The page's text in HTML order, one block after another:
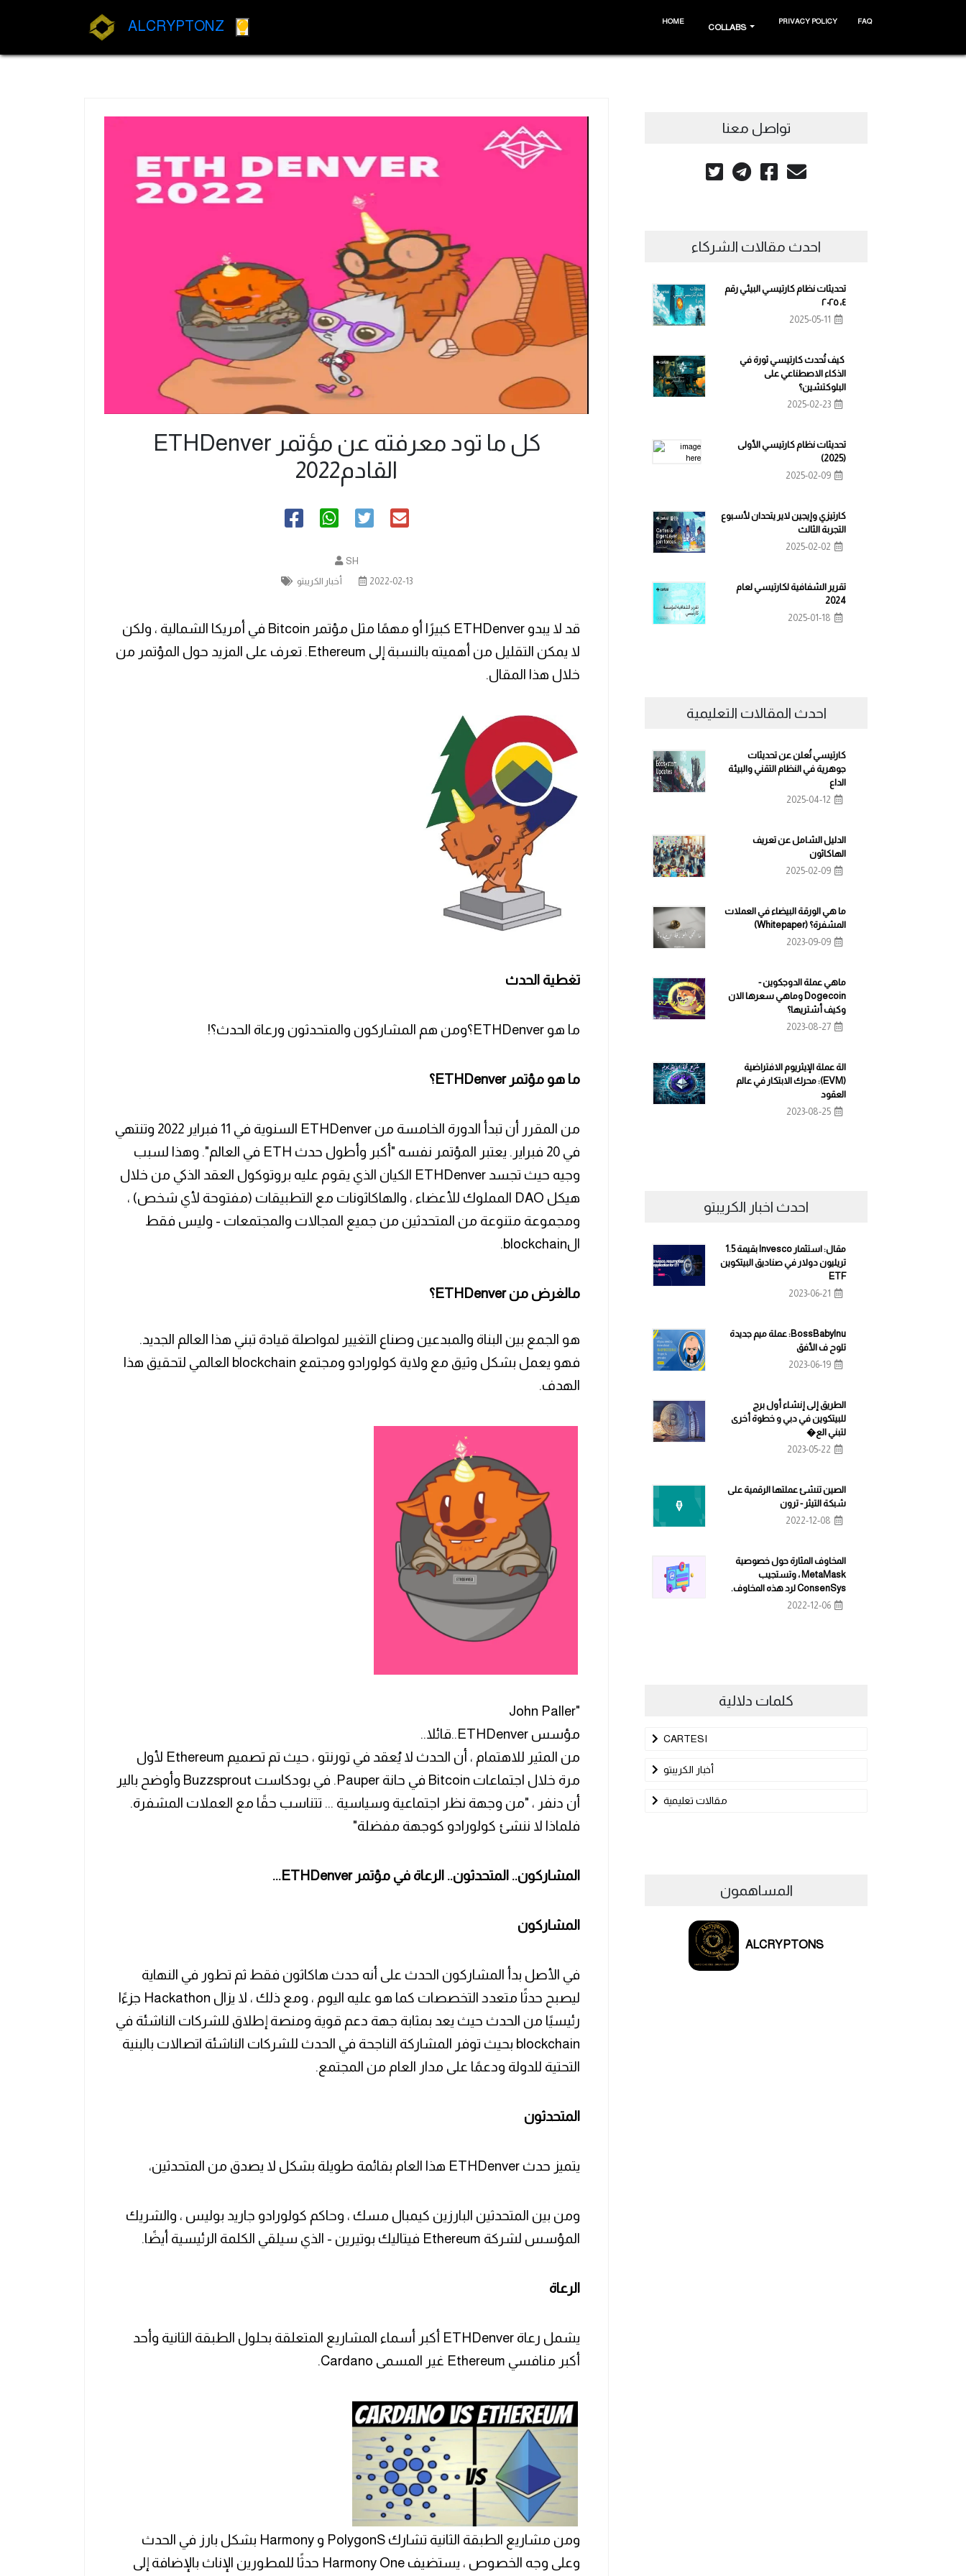
ALCRYPTONZ HOME
COLLABS
PRIVACY POLICY FAQ
كل ما تود معرفته عن مؤتمر ETHDenver
القادم2022
SH
2022-02-13
أخبار الكريبتو
قد لا يبدو ETHDenver كبيرًا أو مهمًا مثل مؤتمر Bitcoin في أمريكا الشمالية ، ولكن
لا يمكن التقليل من أهميته بالنسبة إلى Ethereum. تعرف على المزيد حول المؤتمر من
خلال هذا المقال.
تغطية الحدث
ما هو ETHDenver؟ومن هم المشاركون والمتحدثون ورعاة الحدث؟!
ما هو مؤتمر ETHDenver؟
من المقرر أن تبدأ الدورة الخامسة من ETHDenver السنوية في 11 فبراير 2022 وتنتهي
في 20 فبراير. يعتبر المؤتمر نفسه "أكبر وأطول حدث ETH في العالم". وهذا لسبب
وجيه حيث تجسد ETHDenver الكيان الذي يقوم عليه بروتوكول العقد الذكي من خلال
هيكل DAO المملوك للأعضاء ، والهاكاثونات مع التطبيقات (مفتوحة لأي شخص) ،
ومجموعة متنوعة من المتحدثين من جميع المجالات والمجتمعات - وليس فقط
الblockchain.
مالغرض من ETHDenver؟
هو الجمع بين البناة والمبدعين وصناع التغيير لمواصلة قيادة تبني هذا العالم الجديد.
فهو يعمل بشكل وثيق مع ولاية كولورادو ومجتمع blockchain العالمي لتحقيق هذا
الهدف.
"John Paller
مؤسس ETHDenver..قائلا..
من المثير للاهتمام ، أن الحدث لا يُعقد في تورنتو ، حيث تم تصميم Ethereum لأول
مرة خلال اجتماعات Bitcoin في حانة Pauper. في بودكاست Buzzsprout وأوضح بالير
أن دنفر ، "من وجهة نظر اجتماعية وسياسية ... تتناسب حقًا مع العملات المشفرة.
فلماذا لا ننشئ كولورادو كوجهة مفضلة"
المشاركون.. المتحدثون.. الرعاة في مؤتمر ETHDenver...
المشاركون
في الأصل بدأ المشاركون الحدث على أنه حدث هاكاثون فقط ثم تطور في النهاية
ليصبح حدثًا متعدد التخصصات كما هو عليه اليوم ، ومع ذلك ، لا يزال Hackathon جزءًا
رئيسيًا من الحدث حيث يعد بمثابة جهة دعم قوية ومنصة إطلاق للشركات الناشئة في
blockchain بحيث توفر المشاركة الناجحة في الحدث للشركات الناشئة اتصالات بالبنية
التحتية للدولة ودعمًا على مدار العام من المجتمع.
المتحدثون
يتميز حدث ETHDenver هذا العام بقائمة طويلة بشكل لا يصدق من المتحدثين،
ومن بين المتحدثين البارزين كيمبال مسك ، وحاكم كولورادو جاريد بوليس ، والشريك
المؤسس لشركة Ethereum فيتاليك بوتيرين - الذي سيلقي الكلمة الرئيسية أيضًا.
الرعاة
يشمل رعاة ETHDenver أكبر أسماء المشاريع المتعلقة بحلول الطبقة الثانية وأحد
أكبر منافسي Ethereum غير المسمى Cardano.
ومن مشاريع الطبقة الثانية تشارك PolygonS و Harmony بشكل بارز في الحدث
وعلى وجه الخصوص ، يستضيف Harmony One حدثًا للمطورين الإناث بالإضافة إلى
تواصل معنا
احدث مقالات الشركاء
تحديثات نظام كارتيسي البيئي رقم
٤، ٢٠٢٥
2025-05-11
كيف تُحدث كارتيسي ثورة في
الذكاء الاصطناعي على
البلوكتشين؟
2025-02-23
تحديثات نظام كارتيسي الأولى
(2025)
2025-02-09
كارتيزي وإيجين لاير يتحدان لأسبوع
التجربة الثالث
2025-02-02
تقرير الشفافية لكارتيسي لعام
2024
2025-01-18
احدث المقالات التعليمية
كارتيسي تُعلن عن تحديثات
جوهرية في النظام التقني والبيئة
الداع
2025-04-12
الدليل الشامل عن تعريف
الهاكاثون
2025-02-09
ما هي الورقة البيضاء في العملات
المشفرة؟ (Whitepaper)
2023-09-09
ماهي عملة الدوجكوين -
Dogecoin وماهي سعرها الان
وكيف أشتريها؟
2023-08-27
الة عملة الإيثريوم الافتراضية
(EVM): محرك الابتكار في عالم
العقود
2023-08-25
احدث اخبار الكريبتو
مقال: استثمار Invesco بقيمة 1.5
تريليون دولار في صناديق البيتكوين
ETF
2023-06-21
BossBabyInu: عملة ميم جديدة
تلوح ف الأفق
2023-06-19
الطريق إلى إنشاء أول برج
للبيتكوين في دبي و خطوة أخرى
لتبني الع�
2023-05-22
الصين تنشئ عملتها الرقمية على
شبكة التيثر - ترون
2022-12-08
المخاوف المثارة حول خصوصية
MetaMask ، وتستجيب
ConsenSys لرد هذه المخاوف.
2022-12-06
كلمات دلالية
CARTESI
أخبار الكريبتو
مقالات تعليمية
المساهمون
ALCRYPTONS